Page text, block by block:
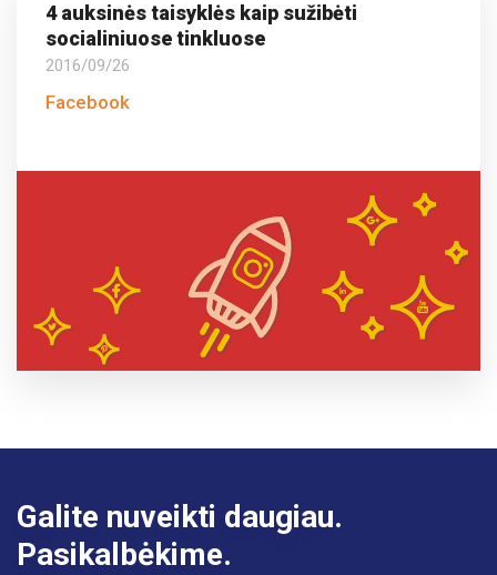
4 auksinės taisyklės kaip sužibėti
socialiniuose tinkluose
2016/09/26
Facebook
Galite nuveikti daugiau.
Pasikalbėkime.